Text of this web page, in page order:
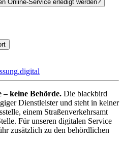
Online-Service erledigt werden?
– keine Behörde. Die blackbird
Dienstleister und steht in keiner
einem Straßenverkehrsamt
Für unseren digitalen Service
zusätzlich zu den behördlichen